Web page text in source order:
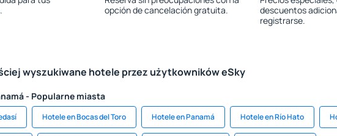
opción de cancelación gratuita.
descuentos
registrarse.
wyszukiwane hotele przez użytkowników eSky
- Popularne miasta
Hotele en Bocas del Toro Hotele en Panamá Hotele en Río Hato